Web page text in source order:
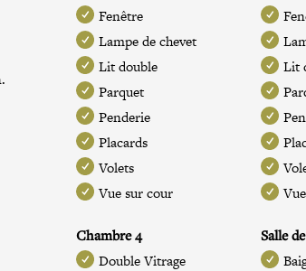
Fenêtre
Lampe de chevet
Lit double
Parquet
Penderie
Placards
Volets
Vue sur cour
Lit
Chambre 4
Double Vitrage
Salle